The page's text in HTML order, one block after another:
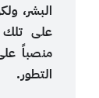
البشر،
على تلك
منصباً
التطور.